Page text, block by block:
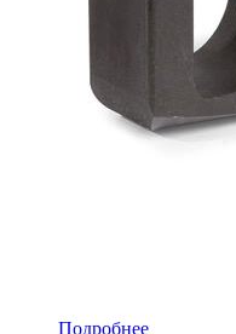
Подробнее